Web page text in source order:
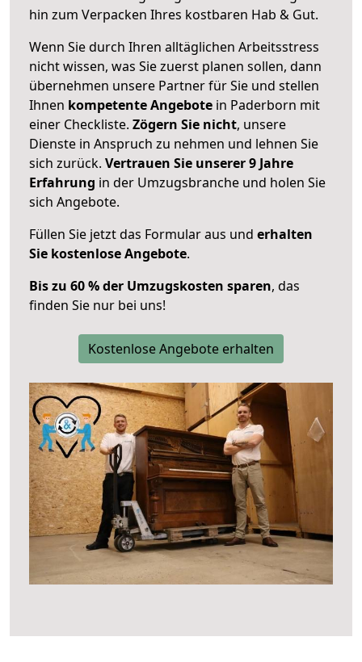
hin zum Verpacken Ihres kostbaren Hab & Gut.
Wenn Sie durch Ihren alltäglichen Arbeitsstress
nicht wissen, was Sie zuerst planen sollen, dann
übernehmen unsere Partner für Sie und stellen
Ihnen kompetente Angebote in Paderborn mit
einer Checkliste. Zögern Sie nicht, unsere
Dienste in Anspruch zu nehmen und lehnen Sie
sich zurück. Vertrauen Sie unserer 9 Jahre
Erfahrung in der Umzugsbranche und holen Sie
sich Angebote.
Füllen Sie jetzt das Formular aus und erhalten
Sie kostenlose Angebote.
Bis zu 60 % der Umzugskosten sparen, das
finden Sie nur bei uns!
Kostenlose Angebote erhalten